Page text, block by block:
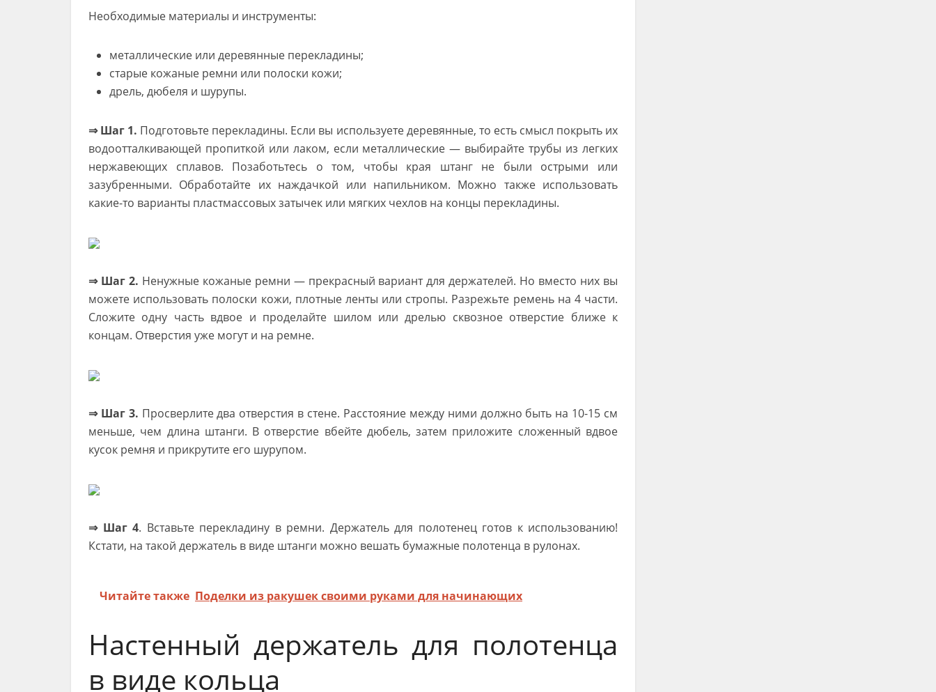
Необходимые материалы и инструменты:
металлические или деревянные перекладины;
старые кожаные ремни или полоски кожи;
дрель, дюбеля и шурупы.
⇒ Шаг 1. Подготовьте перекладины. Если вы используете деревянные, то есть смысл покрыть их
водоотталкивающей пропиткой или лаком, если металлические — выбирайте трубы из легких
нержавеющих сплавов. Позаботьтесь о том, чтобы края штанг не были острыми или
зазубренными. Обработайте их наждачкой или напильником. Можно также использовать
какие-то варианты пластмассовых затычек или мягких чехлов на концы перекладины.
⇒ Шаг 2. Ненужные кожаные ремни — прекрасный вариант для держателей. Но вместо них вы
можете использовать полоски кожи, плотные ленты или стропы. Разрежьте ремень на 4 части.
Сложите одну часть вдвое и проделайте шилом или дрелью сквозное отверстие ближе к
концам. Отверстия уже могут и на ремне.
⇒ Шаг 3. Просверлите два отверстия в стене. Расстояние между ними должно быть на 10-15 см
меньше, чем длина штанги. В отверстие вбейте дюбель, затем приложите сложенный вдвое
кусок ремня и прикрутите его шурупом.
⇒ Шаг 4. Вставьте перекладину в ремни. Держатель для полотенец готов к использованию!
Кстати, на такой держатель в виде штанги можно вешать бумажные полотенца в рулонах.
Читайте также Поделки из ракушек своими руками для начинающих
Настенный держатель для полотенца
в виде кольца